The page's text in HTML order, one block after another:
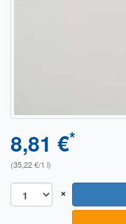
Geschäftszeiten
Impressum
FAQ
ÜBER UNS
8,81 €*
(35,22 €/1 l)
×